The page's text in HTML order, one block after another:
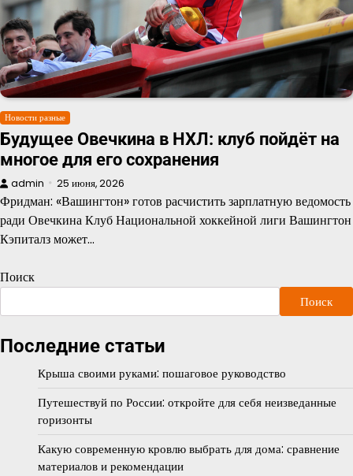
Новости разные
Будущее Овечкина в НХЛ: клуб пойдёт на
многое для его сохранения
admin 25 июня, 2026
Фридман: «Вашингтон» готов расчистить зарплатную ведомость
ради Овечкина Клуб Национальной хоккейной лиги Вашингтон
Кэпиталз может…
Поиск
Поиск
Последние статьи
Крыша своими руками: пошаговое руководство
Путешествуй по России: откройте для себя неизведанные
горизонты
Какую современную кровлю выбрать для дома: сравнение
материалов и рекомендации